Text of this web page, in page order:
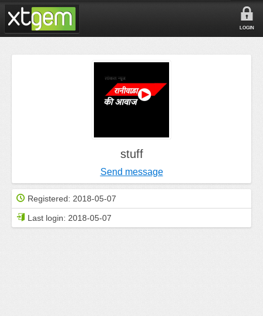
LOGIN
stuff
Send message
Registered: 2018-05-07
Last login: 2018-05-07